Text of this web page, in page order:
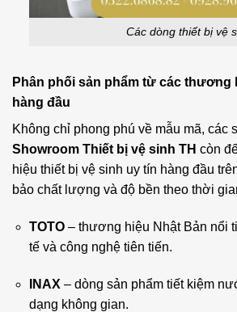
Các dòng thiết bị vệ
Phân phối sản phẩm từ các thương
hàng đầu
Không chỉ phong phú về mẫu mã, các
Showroom Thiết bị vệ sinh TH còn
hiệu thiết bị vệ sinh uy tín hàng đầu
bảo chất lượng và độ bền theo thời
TOTO– thương hiệu Nhật Bản nổi
tế và công nghệ tiên tiến.
INAX – dòng sản phẩm tiết kiệm
dạng không gian.